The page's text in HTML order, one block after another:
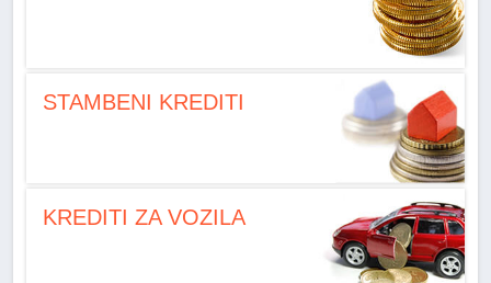
STAMBENI KREDITI
KREDITI ZA VOZILA